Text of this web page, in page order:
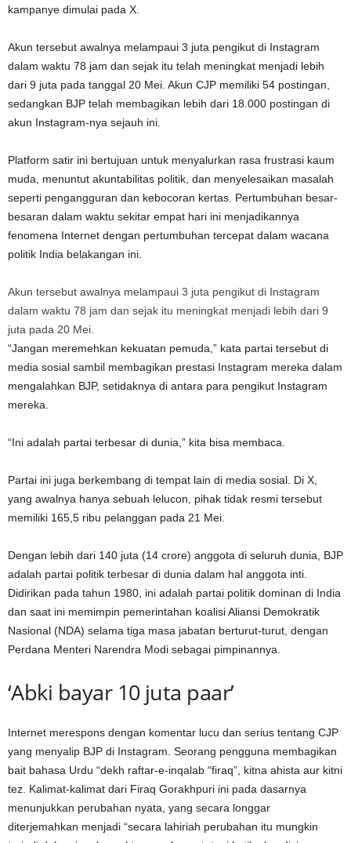
kampanye dimulai pada X.
Akun tersebut awalnya melampaui 3 juta pengikut di Instagram
dalam waktu 78 jam dan sejak itu telah meningkat menjadi lebih
dari 9 juta pada tanggal 20 Mei. Akun CJP memiliki 54 postingan,
sedangkan BJP telah membagikan lebih dari 18.000 postingan di
akun Instagram-nya sejauh ini.
Platform satir ini bertujuan untuk menyalurkan rasa frustrasi kaum
muda, menuntut akuntabilitas politik, dan menyelesaikan masalah
seperti pengangguran dan kebocoran kertas. Pertumbuhan besar-
besaran dalam waktu sekitar empat hari ini menjadikannya
fenomena Internet dengan pertumbuhan tercepat dalam wacana
politik India belakangan ini.
Akun tersebut awalnya melampaui 3 juta pengikut di Instagram
dalam waktu 78 jam dan sejak itu meningkat menjadi lebih dari 9
juta pada 20 Mei.
“Jangan meremehkan kekuatan pemuda,” kata partai tersebut di
media sosial sambil membagikan prestasi Instagram mereka dalam
mengalahkan BJP, setidaknya di antara para pengikut Instagram
mereka.
“Ini adalah partai terbesar di dunia,” kita bisa membaca.
Partai ini juga berkembang di tempat lain di media sosial. Di X,
yang awalnya hanya sebuah lelucon, pihak tidak resmi tersebut
memiliki 165,5 ribu pelanggan pada 21 Mei.
Dengan lebih dari 140 juta (14 crore) anggota di seluruh dunia, BJP
adalah partai politik terbesar di dunia dalam hal anggota inti.
Didirikan pada tahun 1980, ini adalah partai politik dominan di India
dan saat ini memimpin pemerintahan koalisi Aliansi Demokratik
Nasional (NDA) selama tiga masa jabatan berturut-turut, dengan
Perdana Menteri Narendra Modi sebagai pimpinannya.
‘Abki bayar 10 juta paar’
Internet merespons dengan komentar lucu dan serius tentang CJP
yang menyalip BJP di Instagram. Seorang pengguna membagikan
bait bahasa Urdu “dekh raftar-e-inqalab “firaq”, kitna ahista aur kitni
tez. Kalimat-kalimat dari Firaq Gorakhpuri ini pada dasarnya
menunjukkan perubahan nyata, yang secara longgar
diterjemahkan menjadi “secara lahiriah perubahan itu mungkin